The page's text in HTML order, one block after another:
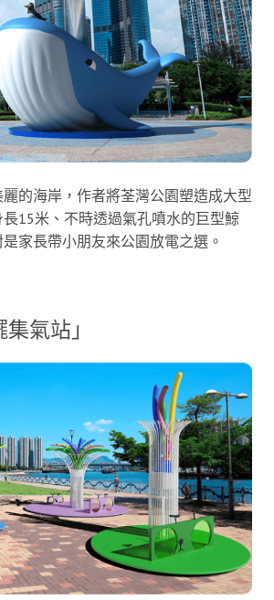
的海岸，作者將荃灣公園塑造成大型
15米、不時透過氣孔噴水的巨型鯨
家長帶小朋友來公園放電之選。
氣站」